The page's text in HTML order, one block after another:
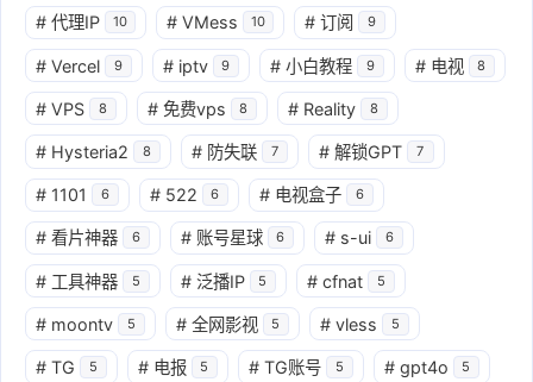
# 代理IP 10 # VMess 10 # 订阅 9
# Vercel 9 # iptv 9 # 小白教程 9 # 电视 8
# VPS 8 # 免费vps 8 # Reality 8
# Hysteria2 8 # 防失联 7 # 解锁GPT 7
# 1101 6 # 522 6 # 电视盒子 6
# 看片神器 6 # 账号星球 6 # s-ui 6
# 工具神器 5 # 泛播IP 5 # cfnat 5
# moontv 5 # 全网影视 5 # vless 5
# TG 5 # 电报 5 # TG账号 5 # gpt4o 5